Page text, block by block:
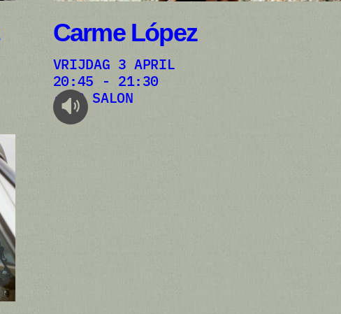
Carme López
VRIJDAG 3 APRIL
20:45 - 21:30
audioplayer.listen
AB SALON